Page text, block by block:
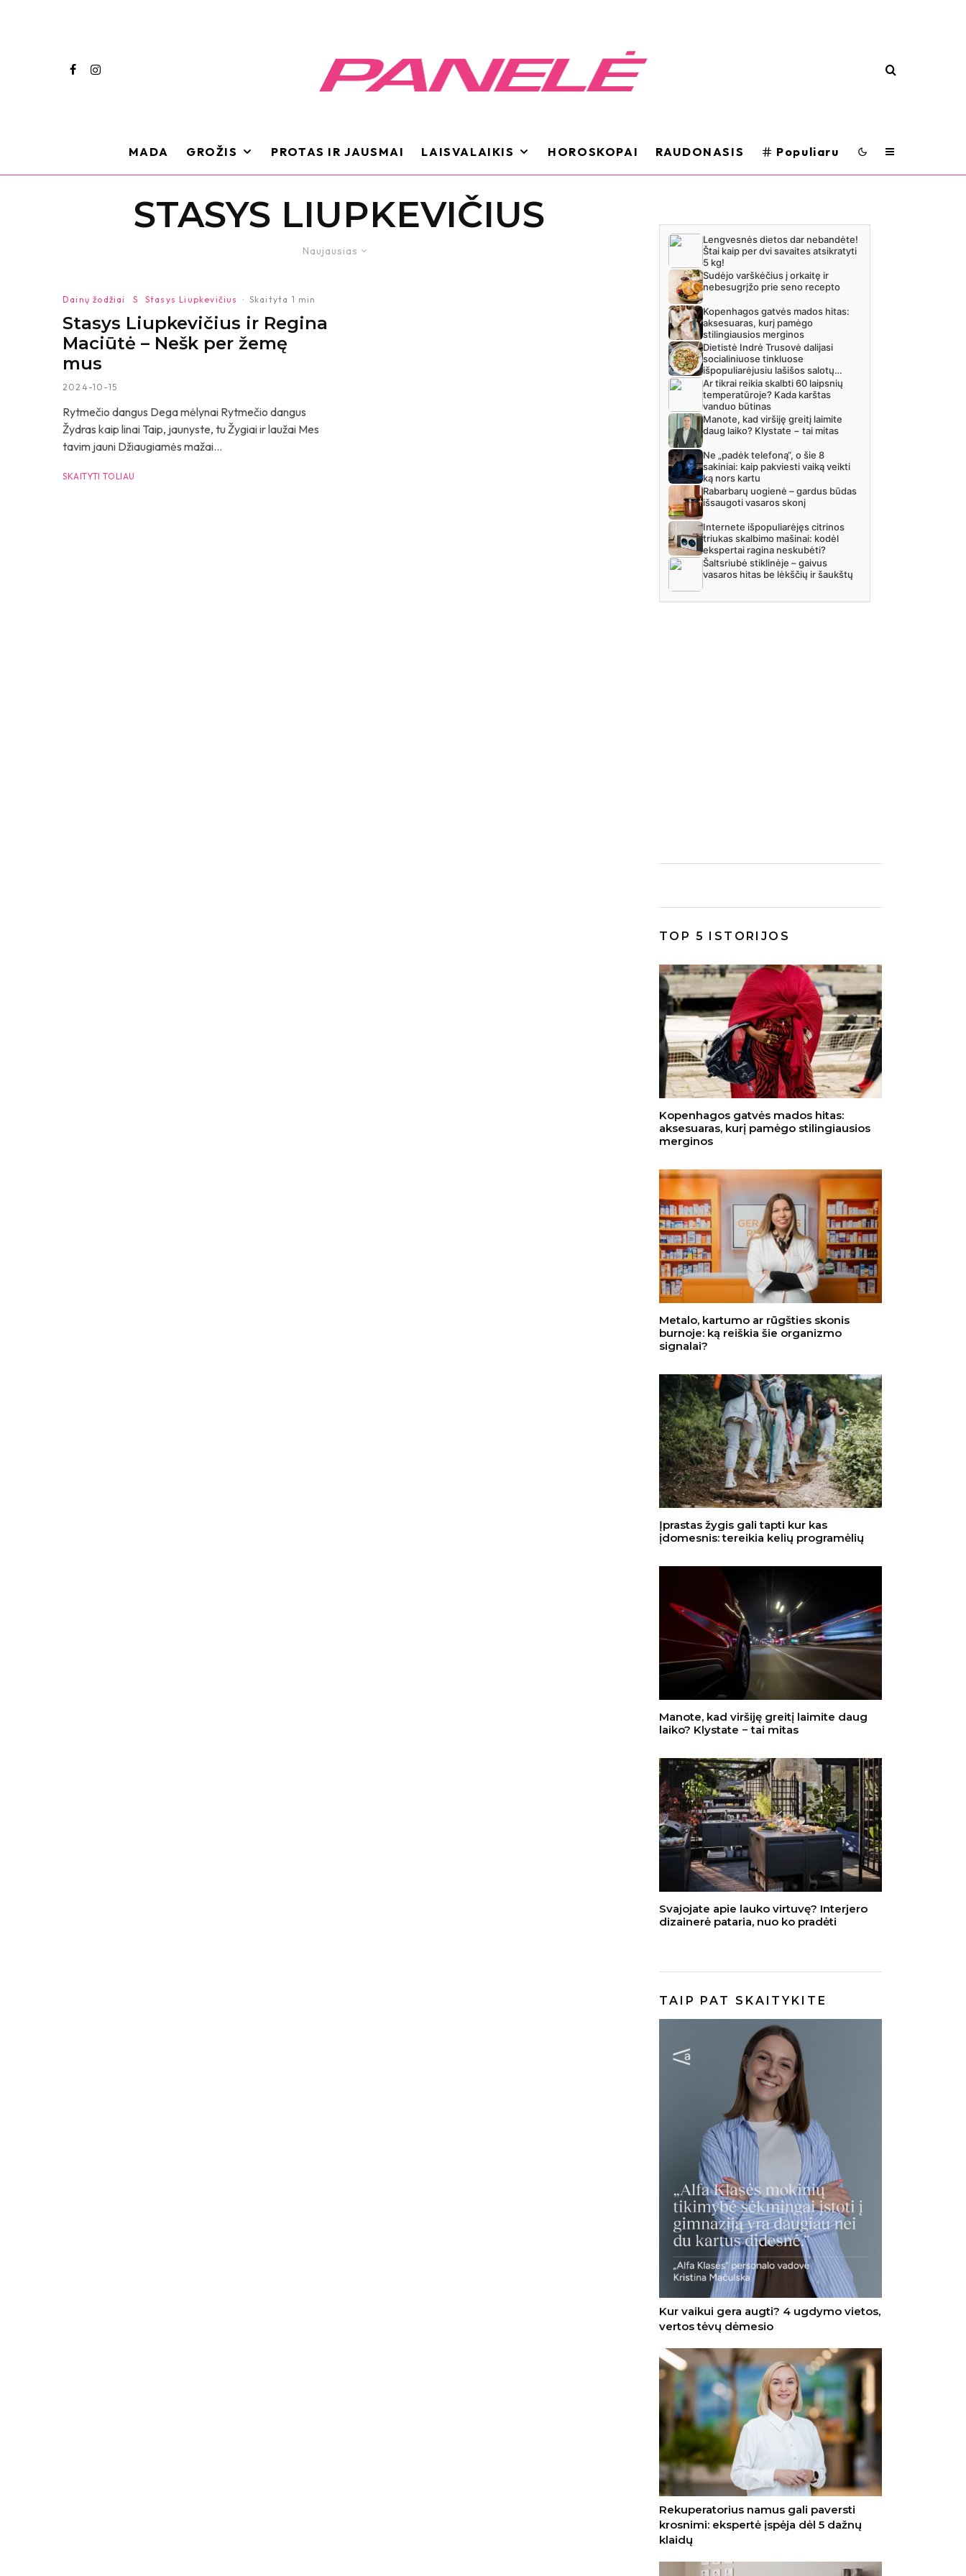
MADA GROŽIS PROTAS IR JAUSMAI LAISVALAIKIS HOROSKOPAI RAUDONASIS Populiaru
STASYS LIUPKEVIČIUS
Naujausias
Dainų žodžiai S Stasys Liupkevičius · Skaityta 1 min
Stasys Liupkevičius ir Regina
Maciūtė – Nešk per žemę
mus
2024-10-15
Rytmečio dangus Dega mėlynai Rytmečio dangus
Žydras kaip linai Taip, jaunyste, tu Žygiai ir laužai Mes
tavim jauni Džiaugiamės mažai...
SKAITYTI TOLIAU
TOP 5 ISTORIJOS
Kopenhagos gatvės mados hitas:
aksesuaras, kurį pamėgo stilingiausios
merginos
Metalo, kartumo ar rūgšties skonis
burnoje: ką reiškia šie organizmo
signalai?
Įprastas žygis gali tapti kur kas
įdomesnis: tereikia kelių programėlių
Manote, kad viršiję greitį laimite daug
laiko? Klystate − tai mitas
Svajojate apie lauko virtuvę? Interjero
dizainerė pataria, nuo ko pradėti
TAIP PAT SKAITYKITE
Kur vaikui gera augti? 4 ugdymo vietos,
vertos tėvų dėmesio
Rekuperatorius namus gali paversti
krosnimi: ekspertė įspėja dėl 5 dažnų
klaidų